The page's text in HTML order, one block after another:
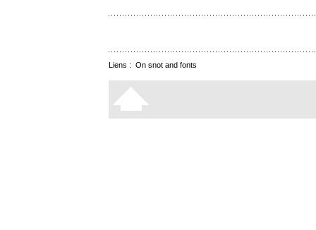
Liens : On snot and fonts